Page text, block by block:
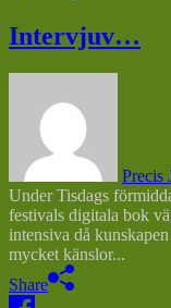
Intervjuv…
Precis
Under Tisdags
festivals digitala bok
intensiva då
mycket känslor...
Share